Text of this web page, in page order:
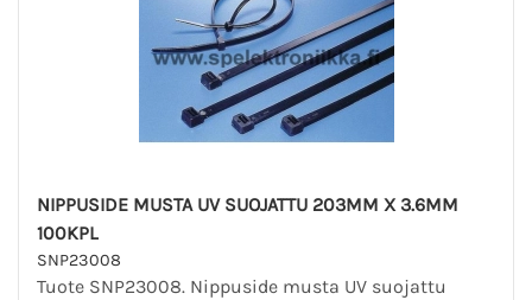
NIPPUSIDE MUSTA UV SUOJATTU 203MM X 3.6MM
100KPL
SNP23008
Tuote SNP23008. Nippuside musta UV suojattu